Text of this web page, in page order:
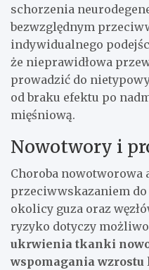
schorzenia
bezwzględnym
indywidualnego
że nieprawidłowa
prowadzić do
od braku efektu po
mięśniową.
Nowotwory i
Choroba nowotworowa
przeciwwskazaniem
okolicy guza oraz
ryzyko dotyczy
ukrwienia tkanki
wspomagania wzrostu